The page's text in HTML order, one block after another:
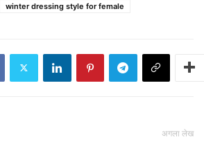
winter dressing style for female
अगला लेख